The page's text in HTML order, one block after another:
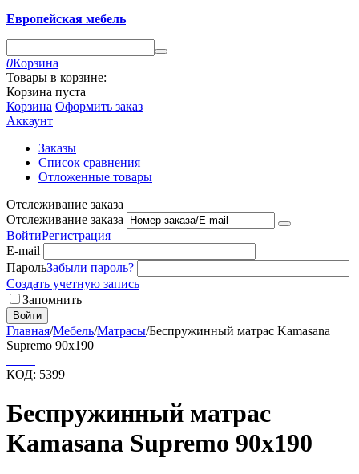
Европейская мебель
0Корзина
Товары в корзине:
Корзина пуста
Корзина Оформить заказ
Аккаунт
Заказы
Список сравнения
Отложенные товары
Отслеживание заказа
Отслеживание заказа
ВойтиРегистрация
E-mail
ПарольЗабыли пароль?
Создать учетную запись
Запомнить
Войти
Главная/Мебель/Матрасы/Беспружинный матрас Kamasana
Supremo 90х190
КОД: 5399
Беспружинный матрас
Kamasana Supremo 90х190